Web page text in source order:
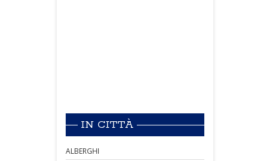
IN CITTÀ
ALBERGHI